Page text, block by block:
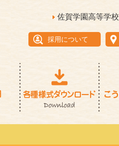
佐賀学園高等学校
採用について